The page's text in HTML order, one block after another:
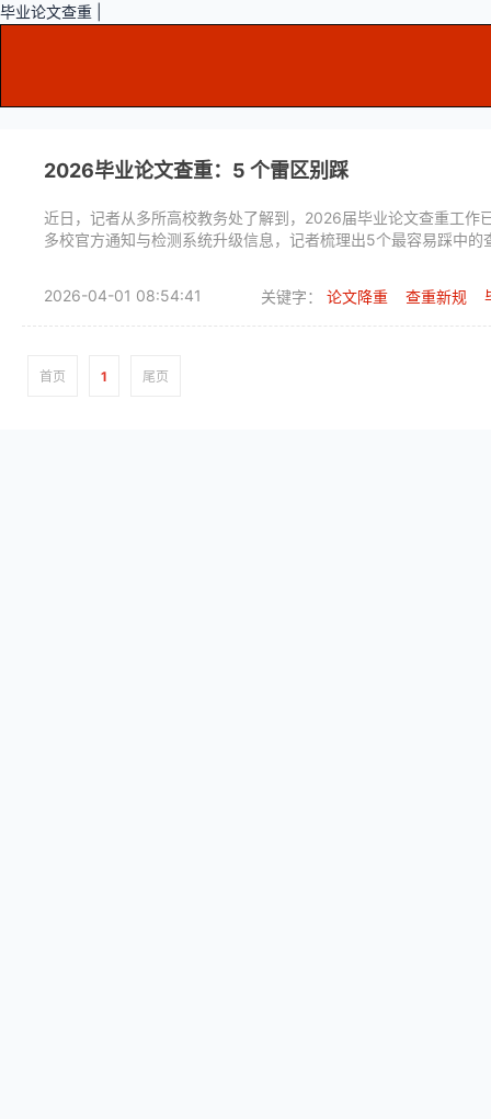
毕业论文查重 |
2026毕业论文查重：5 个雷区别踩
近日，记者从多所高校教务处了解到，2026届毕业论文查重工
多校官方通知与检测系统升级信息，记者梳理出5个最容易踩中
2026-04-01 08:54:41 关键字： 论文降重 查重新规
首页 1 尾页